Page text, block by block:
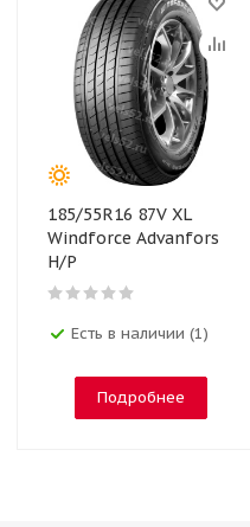
185/55R16 87V XL
Windforce Advanfors
H/P
Есть в наличии (1)
Подробнее